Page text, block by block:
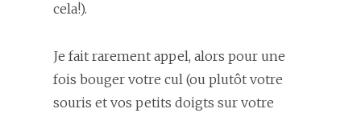
cela!).
Je fait rarement appel, alors pour une
fois bouger votre cul (ou plutôt votre
souris et vos petits doigts sur votre